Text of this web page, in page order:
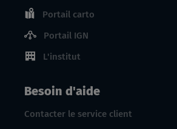
Portail carto
Portail IGN
L'institut
Besoin d'aide
Contacter le service client